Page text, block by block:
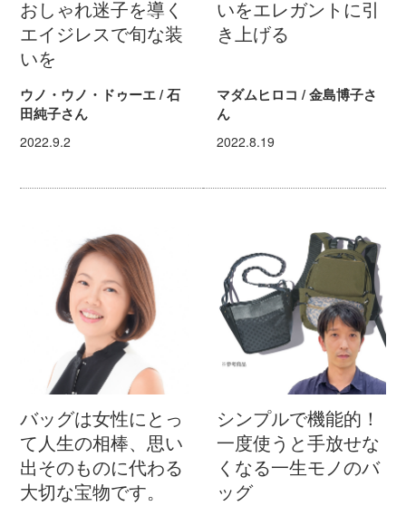
おしゃれ迷子を導く
エイジレスで旬な装
いを
ウノ・ウノ・ドゥーエ / 石
田純子さん
2022.9.2
いをエレガントに引
き上げる
マダムヒロコ / 金島博子さ
ん
2022.8.19
バッグは女性にとっ
て人生の相棒、思い
出そのものに代わる
大切な宝物です。
シンプルで機能的！
一度使うと手放せな
くなる一生モノのバ
ッグ